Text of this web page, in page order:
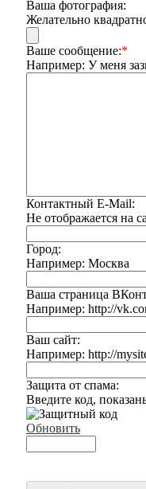
Ваша фотография:
Желательно
Ваше сообщение:*
Например: У меня
Контактный E-Mail:
Не отображается на
Город:
Например: Москва
Ваша страница
Например: http://
Ваш сайт:
Например: http://
Защита от спама:
Введите код,
Обновить